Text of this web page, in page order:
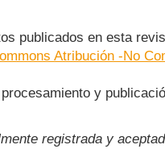
publicados en esta
Atribución -No
y
registrada y